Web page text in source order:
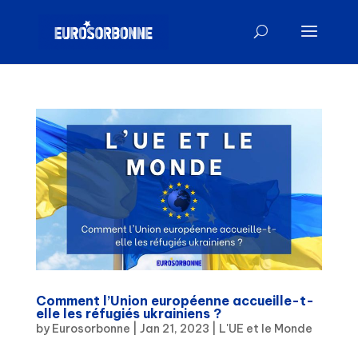
Comment l’Union européenne accueille-t-
elle les réfugiés ukrainiens ?
by Eurosorbonne Jan 21, 2023 L'UE et le Monde